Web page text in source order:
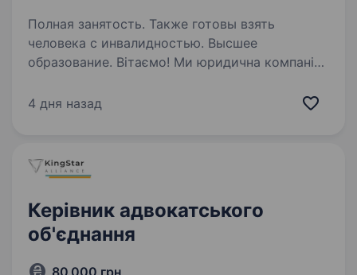
Полная занятость. Также готовы взять
человека с инвалидностью. Высшее
образование. Вітаємо! Ми юридична компанія
організація, тому нам потрібні Ваші знання,
Ми готові надати можливість…
4 дня назад
Керівник адвокатського
об'єднання
80 000 грн